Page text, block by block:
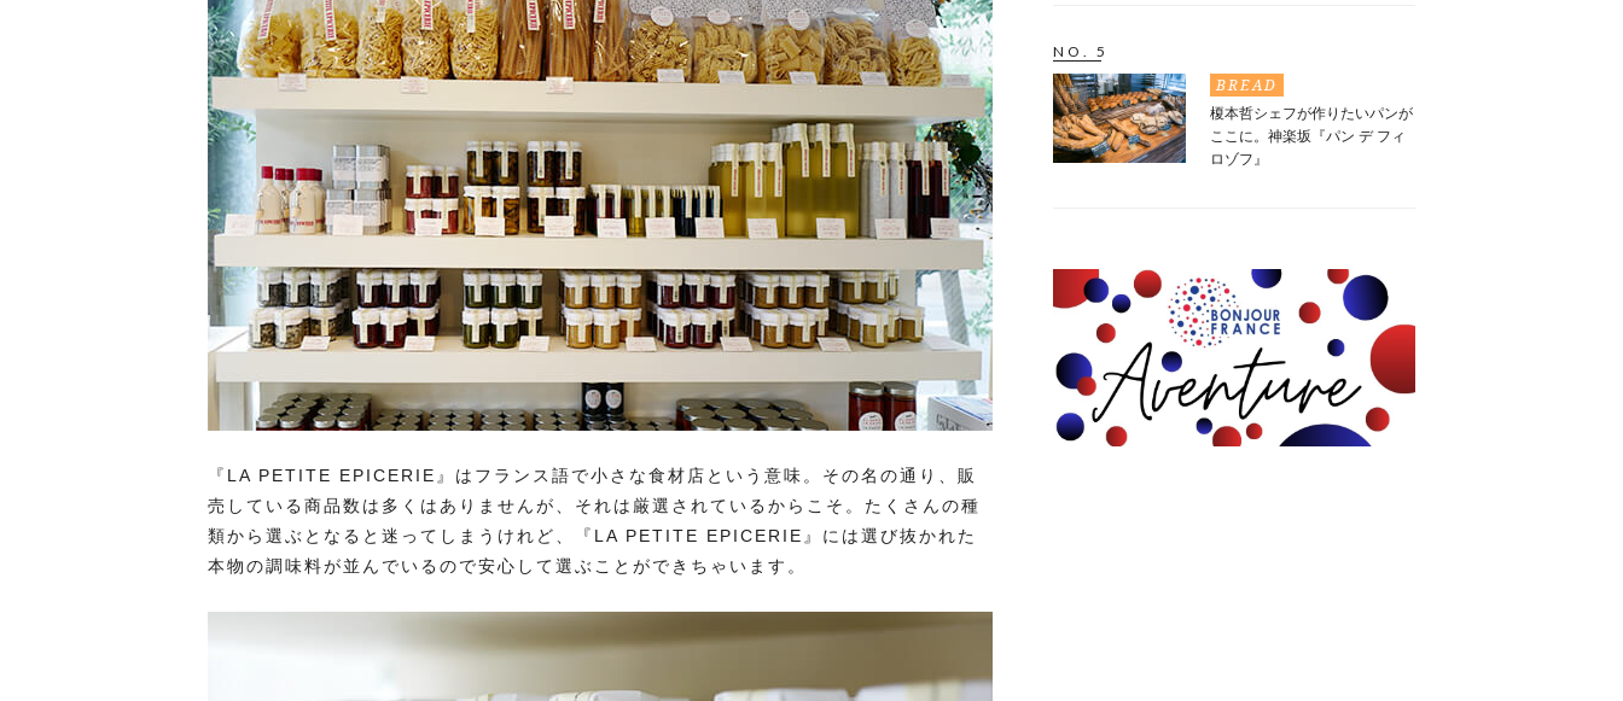
『LA PETITE EPICERIE』はフランス語で小さな食材店という意味。その名の通り、販
売している商品数は多くはありませんが、それは厳選されているからこそ。たくさんの種
類から選ぶとなると迷ってしまうけれど、『LA PETITE EPICERIE』には選び抜かれた
本物の調味料が並んでいるので安心して選ぶことができちゃいます。
NO. 5
BREAD
榎本哲シェフが作りたいパンが
ここに。神楽坂『パン デ フィ
ロゾフ』